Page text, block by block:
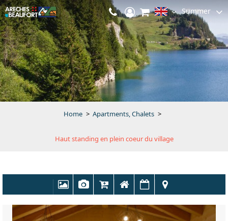
Summer
Home > Apartments, Chalets >
Haut standing en plein coeur du village